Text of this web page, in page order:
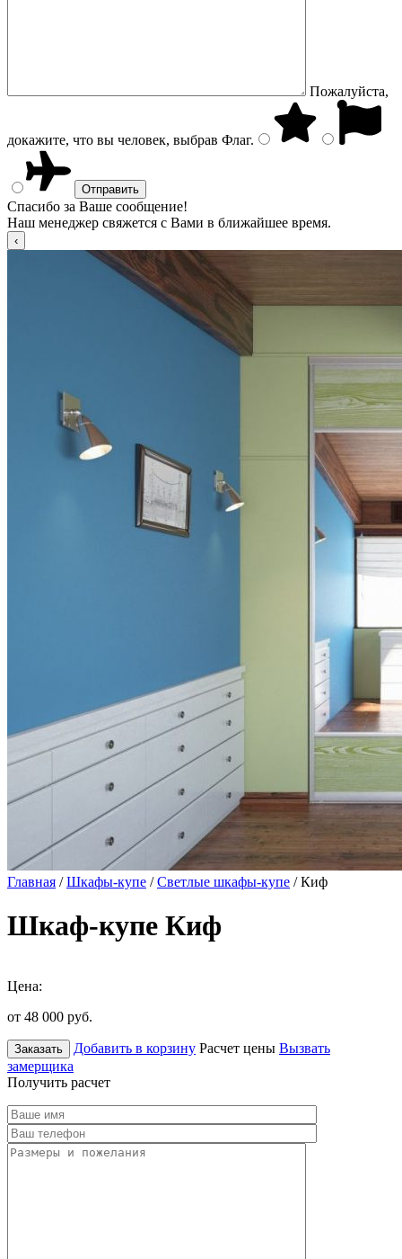
Пожалуйста,
докажите, что вы человек, выбрав Флаг.
Спасибо за Ваше сообщение!
Наш менеджер свяжется с Вами в ближайшее время.
Главная /Шкафы-купе /Светлые шкафы-купе / Киф
Шкаф-купе Киф
Цена:
от 48 000 руб.
Заказать Добавить в корзину Расчет цены Вызвать
замерщика
Получить расчет